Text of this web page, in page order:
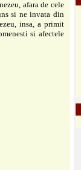
afara de cele
si ne invatadin
insa, a primit
si afectele